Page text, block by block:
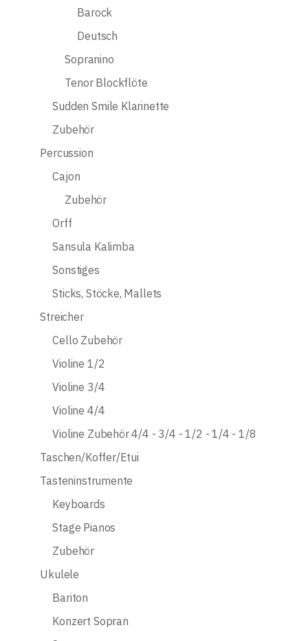
Barock
Deutsch
Sopranino
Tenor Blockflöte
Sudden Smile Klarinette
Zubehör
Percussion
Cajon
Zubehör
Orff
Sansula Kalimba
Sonstiges
Sticks, Stöcke, Mallets
Streicher
Cello Zubehör
Violine 1/2
Violine 3/4
Violine 4/4
Violine Zubehör 4/4 - 3/4 - 1/2 - 1/4 - 1/8
Taschen/Koffer/Etui
Tasteninstrumente
Keyboards
Stage Pianos
Zubehör
Ukulele
Bariton
Konzert Sopran